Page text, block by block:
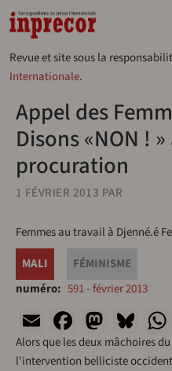
Aller au contenu principal
Revue et site sous la
Internationale.
Appel des
Disons «NON !
procuration
1 FÉVRIER 2013 PAR
Femmes au travail à Djenné.é
MALI
FÉMINISME
numéro
591 - février 2013
EmailFacebook
Alors que les deux mâchoires
l'intervention belliciste